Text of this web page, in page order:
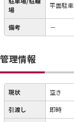
場
平面駐
備考 －
管理情報
現状 空き
引渡し 即時